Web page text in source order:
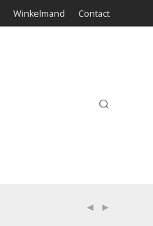
Winkelmand Contact